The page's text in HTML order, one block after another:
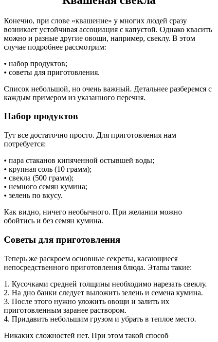
Конечно, при слове «квашение» у многих людей сразу
возникает устойчивая ассоциация с капустой. Однако квасить
можно и разные другие овощи, например, свеклу. В этом
случае подробнее рассмотрим:
• набор продуктов;
• советы для приготовления.
Список небольшой, но очень важный. Детальнее разберемся с
каждым примером из указанного перечня.
Набор продуктов
Тут все достаточно просто. Для приготовления нам
потребуется:
• пара стаканов кипяченной остывшей воды;
• крупная соль (10 грамм);
• свекла (500 грамм);
• немного семян кумина;
• зелень по вкусу.
Как видно, ничего необычного. При желании можно
обойтись и без семян кумина.
Советы для приготовления
Теперь же раскроем основные секреты, касающиеся
непосредственного приготовления блюда. Этапы такие:
1. Кусочками средней толщины необходимо нарезать свеклу.
2. На дно банки следует выложить зелень и семена кумина.
3. После этого нужно уложить овощи и залить их
приготовленным заранее раствором.
4. Придавить небольшим грузом и убрать в теплое место.
Никаких сложностей нет. При этом такой способ